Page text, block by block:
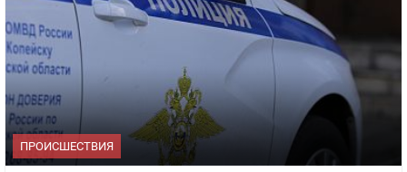
ПРОИСШЕСТВИЯ